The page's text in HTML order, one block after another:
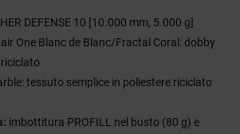
DEFENSE 10 [10.000 mm, 5.000 g]
One Blanc de Blanc/Fractal Coral: dobby
tessuto semplice in poliestere riciclato
imbottitura PROFILL nel busto (80 g) e